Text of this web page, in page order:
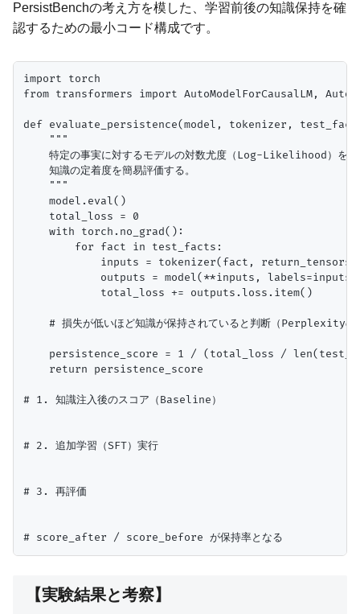
PersistBenchの考え方を模した、学習前後の知識保持を確
認するための最小コード構成です。
import torch
from transformers import AutoModelForCausalLM,
def evaluate_persistence(model, tokenizer,
    """
特定の事実に対するモデルの対数尤度（Log-Likelihood）を計
    知識の定着度を簡易評価する。
    """
    model.eval()
    total_loss = 0
    with torch.no_grad():
        for fact in test_facts:
inputs = tokenizer(fact,
outputs = model(**inputs,
            total_loss += outputs.loss.item()
# 損失が低いほど知識が保持されていると判断（Perplexityの
persistence_score = 1 / (total_loss /
    return persistence_score
# 1. 知識注入後のスコア（Baseline）
# 2. 追加学習（SFT）実行
# 3. 再評価
【実験結果と考察】